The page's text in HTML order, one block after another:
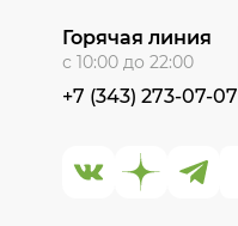
Горячая линия
с 10:00 до 22:00
+7 (343) 273-07-07